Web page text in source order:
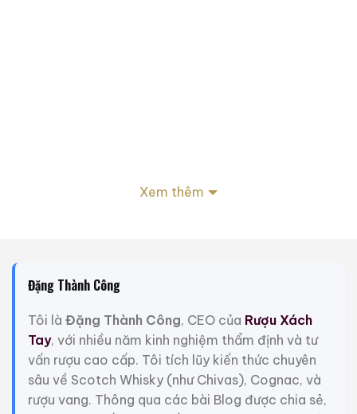
1688 (năm thứ 27 triều đại Khang Hy), con trai thứ ba
của Lê Hiến Dương, Lê Phong Minh, đã thành lập hiệu
Tuân thủ nguyên tắc “dù quy trình chế biến phức tạp,
chúng tôi không dám tiết kiệm nhân công; dù nguyên
liệu đắt đỏ, chúng tôi không dám giảm chất lượng”,
Tongrentang đã trở thành một thương hiệu nổi tiếng.
Năm 1723 (năm đầu tiên triều đại Ung Chính),
Xem thêm
Đặng Thành Công
Tôi là Đặng Thành Công, CEO của Rượu Xách
Tay, với nhiều năm kinh nghiệm thẩm định và tư
vấn rượu cao cấp. Tôi tích lũy kiến thức chuyên
sâu về Scotch Whisky (như Chivas), Cognac, và
rượu vang. Thông qua các bài Blog được chia sẻ,